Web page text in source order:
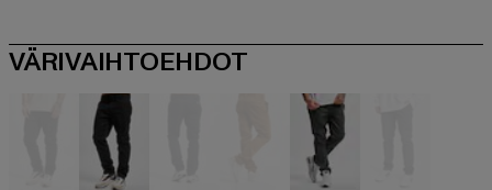
VÄRIVAIHTOEHDOT